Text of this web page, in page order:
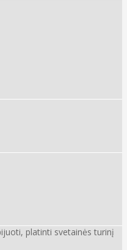
platinti svetainės turinį